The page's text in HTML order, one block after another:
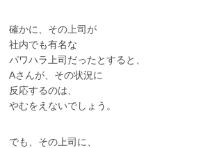
確かに、その上司が
社内でも有名な
パワハラ上司だったとすると、
Aさんが、その状況に
反応するのは、
やむをえないでしょう。
でも、その上司に、